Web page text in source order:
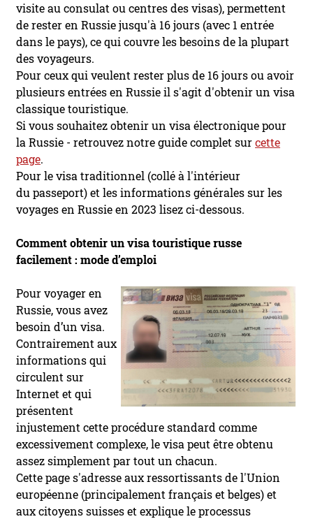
visite au consulat ou centres des visas), permettent
de rester en Russie jusqu'à 16 jours (avec 1 entrée
dans le pays), ce qui couvre les besoins de la plupart
des voyageurs.
Pour ceux qui veulent rester plus de 16 jours ou avoir
plusieurs entrées en Russie il s'agit d'obtenir un visa
classique touristique.
Si vous souhaitez obtenir un visa électronique pour
la Russie - retrouvez notre guide complet surcette
page.
Pour le visa traditionnel (collé à l'intérieur
du passeport) et les informations générales sur les
voyages en Russie en 2023 lisez ci-dessous.
Comment obtenir un visa touristique russe
facilement : mode d’emploi
Pour voyager en
Russie, vous avez
besoin d’un visa.
Contrairement aux
informations qui
circulent sur
Internet et qui
présentent
injustement cette procédure standard comme
excessivement complexe, le visa peut être obtenu
assez simplement par tout un chacun.
Cette page s'adresse aux ressortissants de l'Union
européenne (principalement français et belges) et
aux citoyens suisses et explique le processus